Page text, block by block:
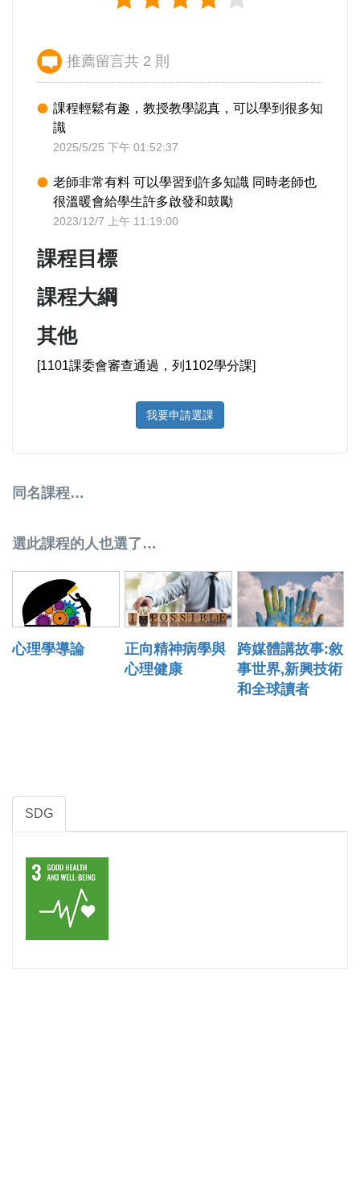
推薦留言共 2 則
課程輕鬆有趣，教授教學認真，可以學到很多知
識
2025/5/25 下午 01:52:37
老師非常有料 可以學習到許多知識 同時老師也
很溫暖會給學生許多啟發和鼓勵
2023/12/7 上午 11:19:00
課程目標
課程大綱
其他
[1101課委會審查通過，列1102學分課]
我要申請選課
同名課程…
選此課程的人也選了…
心理學導論
正向精神病學與
心理健康
跨媒體講故事:敘
事世界,新興技術
和全球讀者
SDG